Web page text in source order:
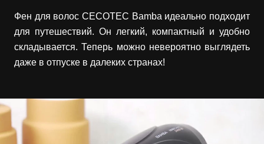
Фен для волос CECOTEC Bamba идеально подходит
для путешествий. Он легкий, компактный и удобно
складывается. Теперь можно невероятно выглядеть
даже в отпуске в далеких странах!